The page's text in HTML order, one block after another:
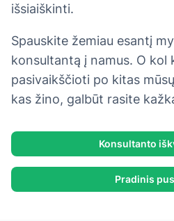
išsiaiškinti.
Spauskite žemiau esantį
konsultantą į namus. O kol
pasivaikščioti po kitas
kas žino, galbūt rasite
Konsultanto
Pradinis